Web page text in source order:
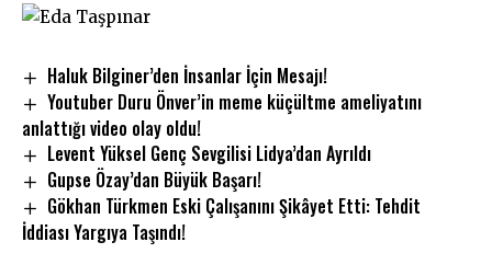
Haluk Bilginer’den İnsanlar İçin Mesajı!
Youtuber Duru Önver’in meme küçültme ameliyatını
anlattığı video olay oldu!
Levent Yüksel Genç Sevgilisi Lidya’dan Ayrıldı
Gupse Özay’dan Büyük Başarı!
Gökhan Türkmen Eski Çalışanını Şikâyet Etti: Tehdit
İddiası Yargıya Taşındı!